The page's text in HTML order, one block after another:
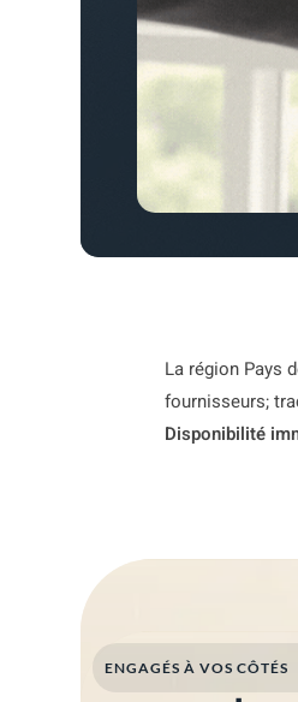
La région Pays
fournisseurs;
Disponibilité
ENGAGÉS À VOS CÔTÉS